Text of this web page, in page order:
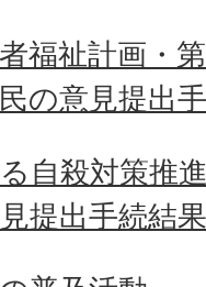
福祉計画・
の意見提出
自殺対策推
提出手続結果